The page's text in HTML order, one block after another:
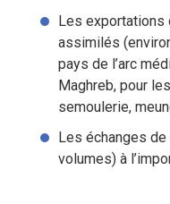
Les exportations
assimilés
pays de l’arc
Maghreb, pour
semoulerie,
Les échanges
volumes) à